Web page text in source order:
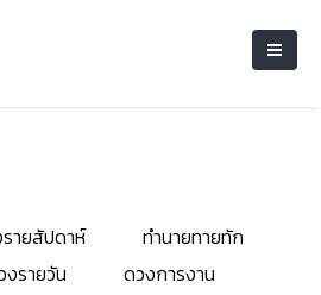
ายสัปดาห์
ทำนายทายทัก
งรายวัน
ดวงการงาน